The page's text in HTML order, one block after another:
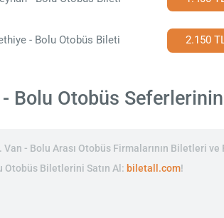
- Bolu Otobüs Bileti 2.150
Bolu Otobüs
- Bolu Arası Otobüs Firmalarının Biletleri ve
Biletlerini Satın Al: biletall.com!